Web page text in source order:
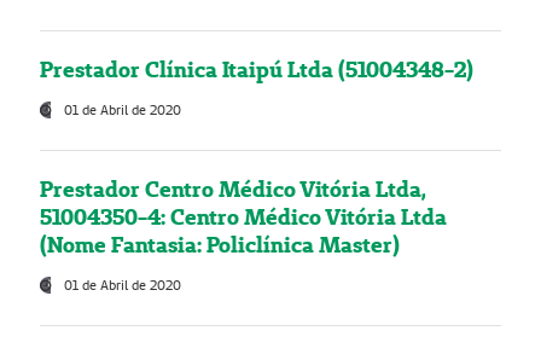
Prestador Clínica Itaipú Ltda (51004348-2)
01 de Abril de 2020
Prestador Centro Médico Vitória Ltda,
51004350-4: Centro Médico Vitória Ltda
(Nome Fantasia: Policlínica Master)
01 de Abril de 2020